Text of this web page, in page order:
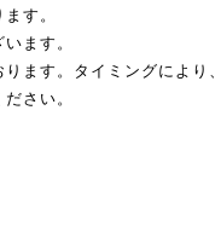
す。
ます。
ます。タイミングにより、
さい。